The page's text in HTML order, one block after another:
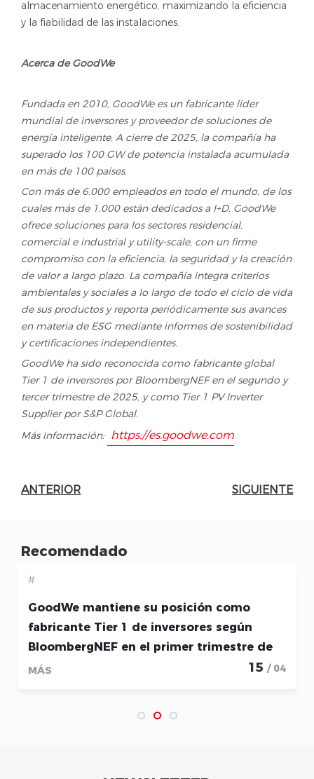
almacenamiento energético, maximizando la eficiencia
y la fiabilidad de las instalaciones.
Acerca de GoodWe
Fundada en 2010, GoodWe es un fabricante líder
mundial de inversores y proveedor de soluciones de
energía inteligente. A cierre de 2025, la compañía ha
superado los 100 GW de potencia instalada acumulada
en más de 100 países.
Con más de 6.000 empleados en todo el mundo, de los
cuales más de 1.000 están dedicados a I+D, GoodWe
ofrece soluciones para los sectores residencial,
comercial e industrial y utility-scale, con un firme
compromiso con la eficiencia, la seguridad y la creación
de valor a largo plazo. La compañía integra criterios
ambientales y sociales a lo largo de todo el ciclo de vida
de sus productos y reporta periódicamente sus avances
en materia de ESG mediante informes de sostenibilidad
y certificaciones independientes.
GoodWe ha sido reconocida como fabricante global
Tier 1 de inversores por BloombergNEF en el segundo y
tercer trimestre de 2025, y como Tier 1 PV Inverter
Supplier por S&P Global.
Más información: https://es.goodwe.com
ANTERIOR SIGUIENTE
Recomendado
#
GoodWe mantiene su posición como
fabricante Tier 1 de inversores según
BloombergNEF en el primer trimestre de
2026
MÁS 15 / 04